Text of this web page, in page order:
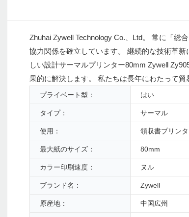
Zhuhai Zywell Technology Co.、Ltd。 常に「総
協力関係を確立しています。 継続的な技術革
しい設計サーマルプリンター80mm Zywell
果的に解決します。 私たちは長年にわたって
プライベート型： はい
タイプ： サーマル
使用： 領収書プリン
最大紙のサイズ： 80mm
カラー印刷速度： ヌル
ブランド名： Zywell
原産地： 中国広州